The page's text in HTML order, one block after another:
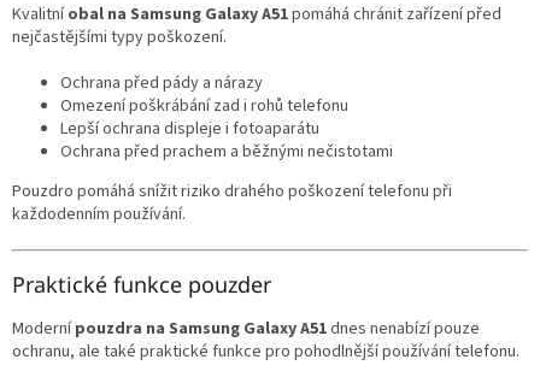
Kvalitníobal na Samsung Galaxy A51pomáhá chránit zařízení před
nejčastějšími typy poškození.
Ochrana před pády a nárazy
Omezení poškrábání zad i rohů telefonu
Lepší ochrana displeje i fotoaparátu
Ochrana před prachem a běžnými nečistotami
Pouzdro pomáhá snížit riziko drahého poškození telefonu při
každodenním používání.
Praktické funkce pouzder
Modernípouzdra na Samsung Galaxy A51dnes nenabízí pouze
ochranu, ale také praktické funkce pro pohodlnější používání telefonu.